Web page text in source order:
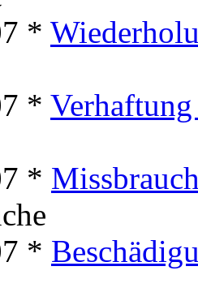
*
*
*
*